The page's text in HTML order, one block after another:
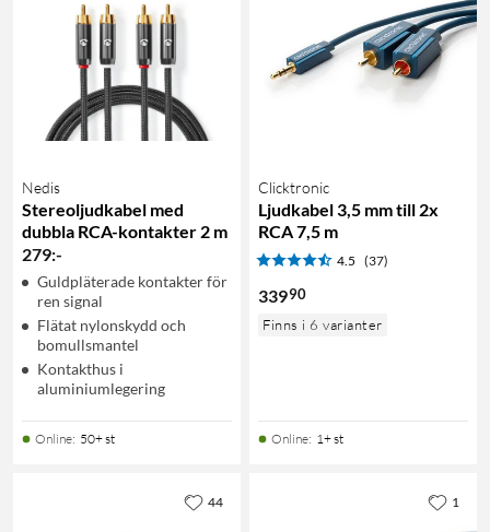
Nedis
Stereoljudkabel med
dubbla RCA-kontakter 2 m
279:-
Guldpläterade kontakter för
ren signal
Flätat nylonskydd och
bomullsmantel
Kontakthus i
aluminiumlegering
Online: 50+ st
Clicktronic
Ljudkabel 3,5 mm till 2x
RCA 7,5 m
4.5 (37)
33990
Finns i 6 varianter
Online: 1+ st
44 1